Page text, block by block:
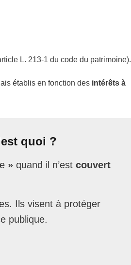
L. 213-1 du code du patrimoine).
établis en fonction des intérêts à
quoi ?
» quand il n’est couvert
Ils visent à protéger
publique.